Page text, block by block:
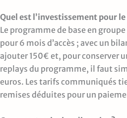
Quel est l’investissement pour
Le programme de base en
pour 6 mois d’accès ; avec un
ajouter 150€ et, pour conserver
replays du programme, il faut
euros. Les tarifs communiqués
remises déduites pour un